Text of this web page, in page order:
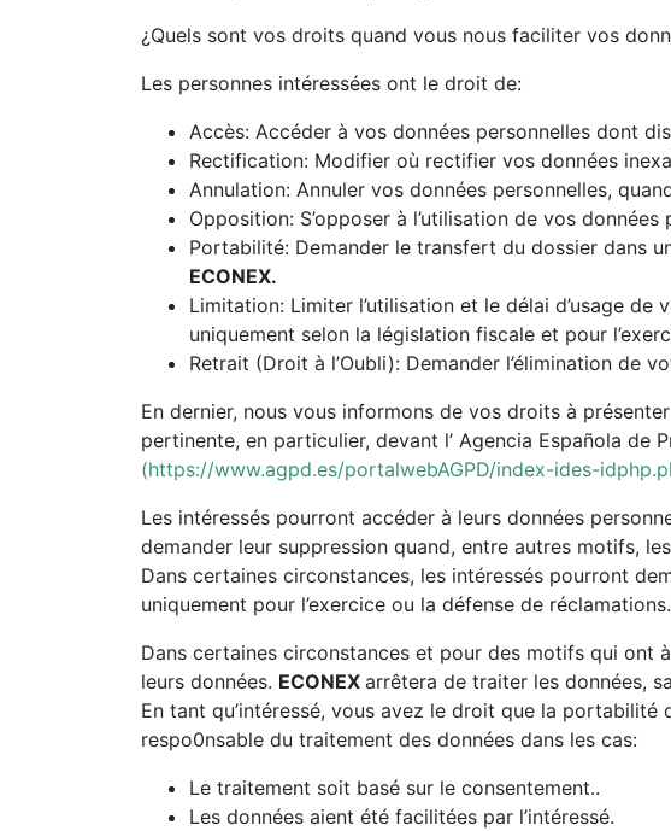
¿Quels sont vos droits quand vous nous faciliter vos
Les personnes intéressées ont le droit de:
Accès: Accéder à vos données personnelles dont
Rectification: Modifier où rectifier vos données
Annulation: Annuler vos données personnelles,
Opposition: S’opposer à l’utilisation de vos
Portabilité: Demander le transfert du dossier dans
ECONEX.
Limitation: Limiter l’utilisation et le délai d’usage
uniquement selon la législation fiscale et pour
Retrait (Droit à l’Oubli): Demander l’élimination de
En dernier, nous vous informons de vos droits à
pertinente, en particulier, devant l’ Agencia Española de
(https://www.agpd.es/portalwebAGPD/index-ides-
Les intéressés pourront accéder à leurs données
demander leur suppression quand, entre autres motifs,
Dans certaines circonstances, les intéressés pourront
uniquement pour l’exercice ou la défense de réclamations.
Dans certaines circonstances et pour des motifs qui ont
leurs données. ECONEX arrêtera de traiter les données,
En tant qu’intéressé, vous avez le droit que la
respo0nsable du traitement des données dans les cas:
Le traitement soit basé sur le consentement..
Les données aient été facilitées par l’intéressé.